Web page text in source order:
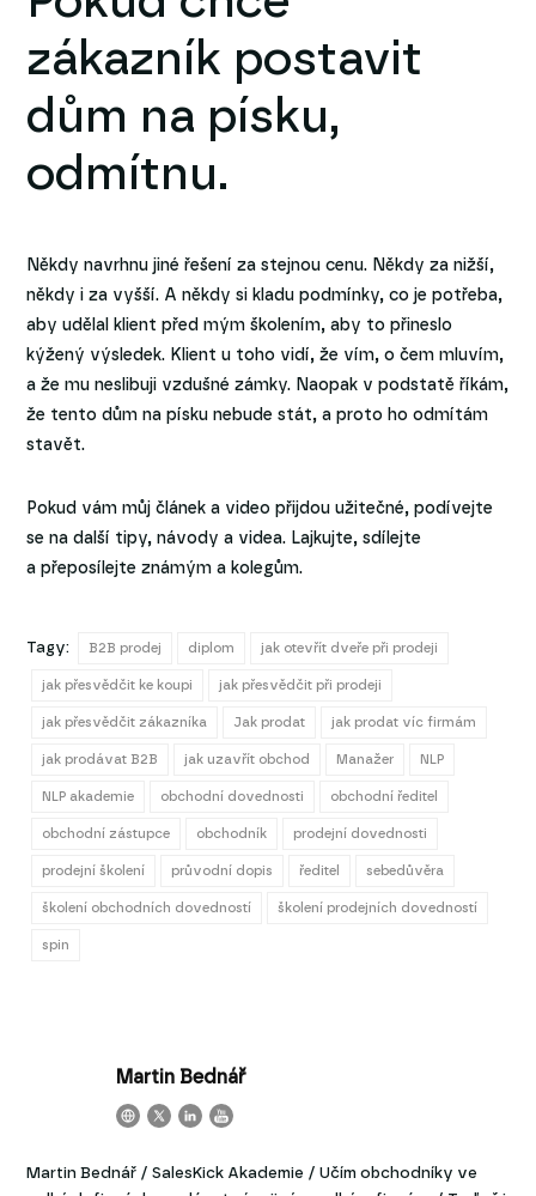
zákazník postavit
dům na písku,
odmítnu.
Někdy navrhnu jiné řešení za stejnou cenu. Někdy za nižší,
někdy i za vyšší. A někdy si kladu podmínky, co je potřeba,
aby udělal klient před mým školením, aby to přineslo
kýžený výsledek. Klient u toho vidí, že vím, o čem mluvím,
a že mu neslibuji vzdušné zámky. Naopak v podstatě říkám,
že tento dům na písku nebude stát, a proto ho odmítám
stavět.
Pokud vám můj článek a video přijdou užitečné, podívejte
se na další tipy, návody a videa. Lajkujte, sdílejte
a přeposílejte známým a kolegům.
Tagy: B2B prodej diplom jak otevřít dveře při prodeji
jak přesvědčit ke koupi jak přesvědčit při prodeji
jak přesvědčit zákazníka Jak prodat jak prodat víc firmám
jak prodávat B2B jak uzavřít obchod Manažer NLP
NLP akademie obchodní dovednosti obchodní ředitel
obchodní zástupce obchodník prodejní dovednosti
prodejní školení průvodní dopis ředitel sebedůvěra
školení obchodních dovedností školení prodejních dovedností
spin
Martin Bednář
Martin Bednář / SalesKick Akademie / Učím obchodníky ve